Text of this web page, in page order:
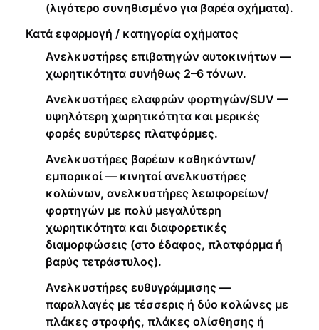
(λιγότερο συνηθισμένο για βαρέα οχήματα).
Κατά εφαρμογή / κατηγορία οχήματος
Ανελκυστήρες επιβατηγών αυτοκινήτων —
χωρητικότητα συνήθως 2–6 τόνων.
Ανελκυστήρες ελαφρών φορτηγών/SUV —
υψηλότερη χωρητικότητα και μερικές
φορές ευρύτερες πλατφόρμες.
Ανελκυστήρες βαρέων καθηκόντων/
εμπορικοί — κινητοί ανελκυστήρες
κολώνων, ανελκυστήρες λεωφορείων/
φορτηγών με πολύ μεγαλύτερη
χωρητικότητα και διαφορετικές
διαμορφώσεις (στο έδαφος, πλατφόρμα ή
βαρύς τετράστυλος).
Ανελκυστήρες ευθυγράμμισης —
παραλλαγές με τέσσερις ή δύο κολώνες με
πλάκες στροφής, πλάκες ολίσθησης ή